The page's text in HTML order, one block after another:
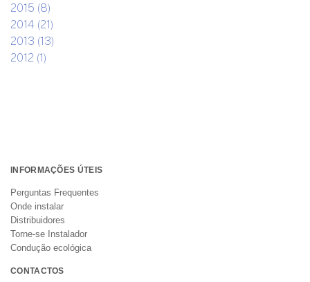
2015 (8)
2014 (21)
2013 (13)
2012 (1)
INFORMAÇÕES ÚTEIS
Perguntas Frequentes
Onde instalar
Distribuidores
Torne-se Instalador
Condução ecológica
CONTACTOS